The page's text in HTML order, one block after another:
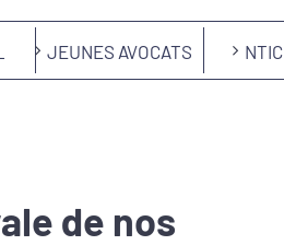
JEUNES AVOCATS NTIC
de nos